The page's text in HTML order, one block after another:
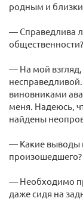
родным и
— Справедлива
общественности?
— На мой
виновниками
меня. Надеюсь,
найдены
— Какие выводы
произошедшего?
— Необходимо
даже сидя на